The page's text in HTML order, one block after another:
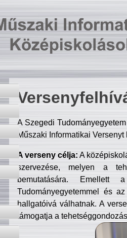
A Szegedi
Műszaki Informatikai
A verseny célja: A
szervezése, melyen a
bemutatására. Emellett
Tudományegyetemmel és
hallgatóivá válhatnak. A
támogatja a